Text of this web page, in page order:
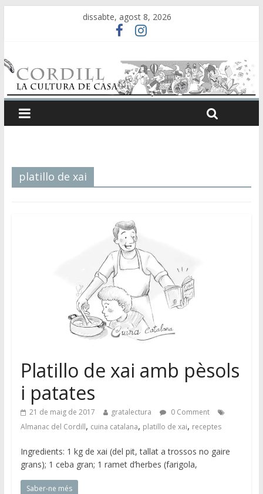
dissabte, agost 8, 2026
platillo de xai
Platillo de xai amb pèsols
i patates
21 de maig de 2017 gratalectura
0 Comment
Almanac del Cordill, cuina catalana, platillo de xai, receptes
Ingredients: 1 kg de xai (del pit, tallat a trossos no gaire
grans); 1 ceba gran; 1 ramet d’herbes (farigola,
Saber-ne més